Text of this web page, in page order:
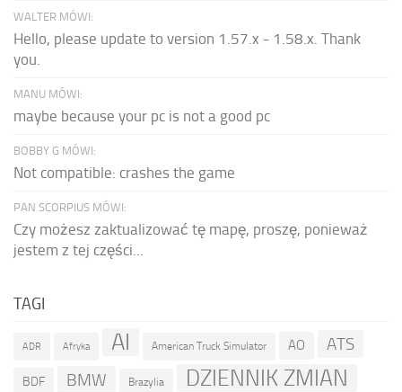
WALTER MÓWI:
Hello, please update to version 1.57.x - 1.58.x. Thank
you.
MANU MÓWI:
maybe because your pc is not a good pc
BOBBY G MÓWI:
Not compatible: crashes the game
PAN SCORPIUS MÓWI:
Czy możesz zaktualizować tę mapę, proszę, ponieważ
jestem z tej części...
TAGI
ADR Afryka AI American Truck Simulator AO ATS
BDF BMW Brazylia DZIENNIK ZMIAN